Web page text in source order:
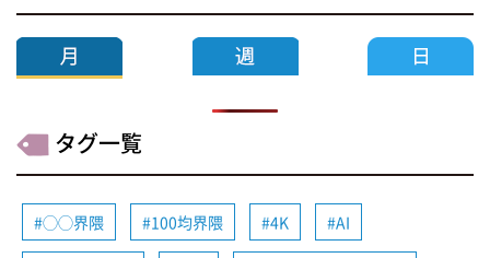
タグ一覧
◯◯界隈 100均界隈 4K AI